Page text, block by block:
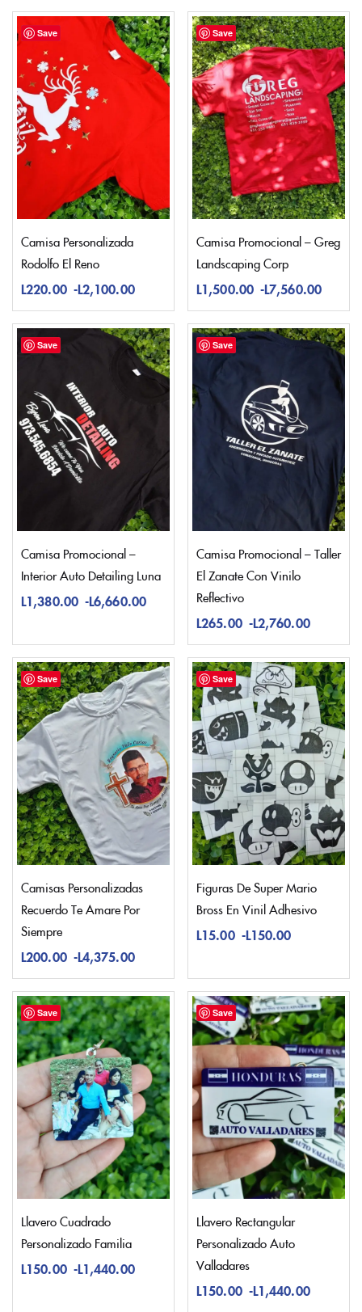
Save
Camisa Personalizada
Rodolfo El Reno
L220.00 -L2,100.00
Save
Camisa Promocional – Greg
Landscaping Corp
L1,500.00 -L7,560.00
Save
Camisa Promocional –
Interior Auto Detailing Luna
L1,380.00 -L6,660.00
Save
Camisa Promocional – Taller
El Zanate Con Vinilo
Reflectivo
L265.00 -L2,760.00
Save
Camisas Personalizadas
Recuerdo Te Amare Por
Siempre
L200.00 -L4,375.00
Save
Figuras De Super Mario
Bross En Vinil Adhesivo
L15.00 -L150.00
Save
Llavero Cuadrado
Personalizado Familia
L150.00 -L1,440.00
Save
Llavero Rectangular
Personalizado Auto
Valladares
L150.00 -L1,440.00